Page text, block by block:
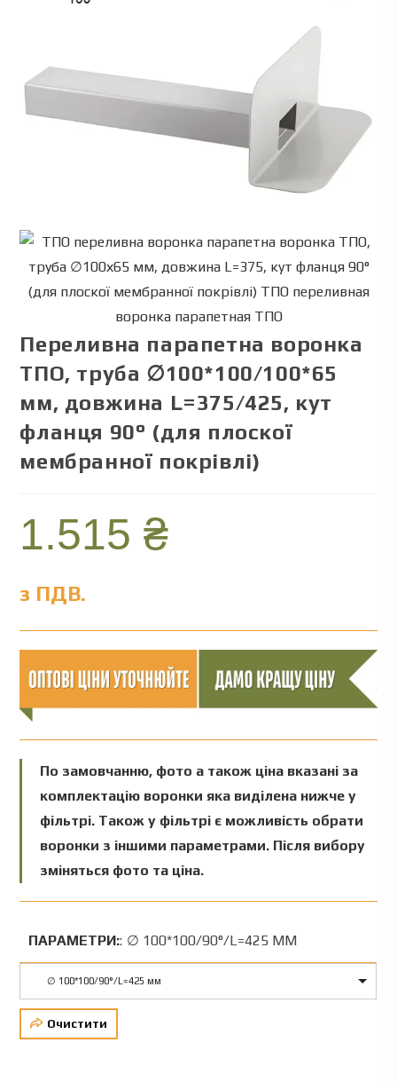
Переливна парапетна воронка
ТПО, труба ∅100*100/100*65
мм, довжина L=375/425, кут
фланця 90° (для плоскої
мембранної покрівлі)
1.515₴
з ПДВ.
По замовчанню, фото а також ціна вказані за
комплектацію воронки яка виділена нижче у
фільтрі. Також у фільтрі є можливість обрати
воронки з іншими параметрами. Після вибору
зміняться фото та ціна.
ПАРАМЕТРИ:: ∅ 100*100/90°/L=425 ММ
∅ 100*100/90°/L=425 мм
Очистити